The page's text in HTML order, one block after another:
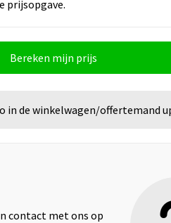
prijsopgave.
Bereken mijn prijs
in de winkelwagen/offertemand
contact met ons op